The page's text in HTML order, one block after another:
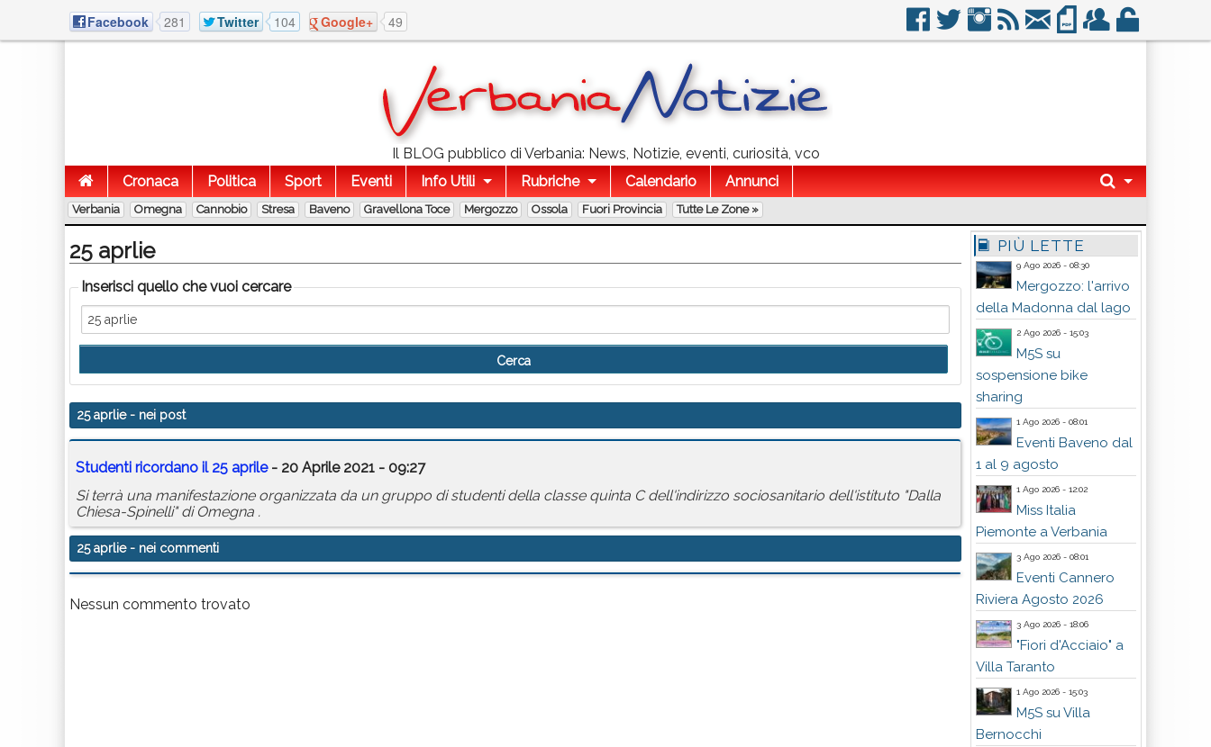
Facebook 281 Twitter 104 Google+ 49
Il BLOG pubblico di Verbania: News, Notizie, eventi, curiosità, vco
Cronaca
Politica Sport Eventi Info Utili Rubriche Calendario Annunci
Verbania Omegna Cannobio Stresa Baveno Gravellona Toce Mergozzo Ossola Fuori Provincia Tutte Le Zone »
25 aprlie
Inserisci quello che vuoi cercare
25 aprlie- nei post
Studenti ricordano il 25 aprile- 20 Aprile 2021 - 09:27
Si terrà una manifestazione organizzata da un gruppo di studenti della classe quinta C dell'indirizzo sociosanitario dell'istituto "Dalla
Chiesa-Spinelli" di Omegna .
25 aprlie- nei commenti
Nessun commento trovato
PIÙ LETTE
9 Ago 2026 - 08:30
Mergozzo: l'arrivo
della Madonna dal lago
2 Ago 2026 - 15:03
M5S su
sospensione bike
sharing
1 Ago 2026 - 08:01
Eventi Baveno dal
1 al 9 agosto
1 Ago 2026 - 12:02
Miss Italia
Piemonte a Verbania
3 Ago 2026 - 08:01
Eventi Cannero
Riviera Agosto 2026
3 Ago 2026 - 18:06
"Fiori d'Acciaio" a
Villa Taranto
1 Ago 2026 - 15:03
M5S su Villa
Bernocchi